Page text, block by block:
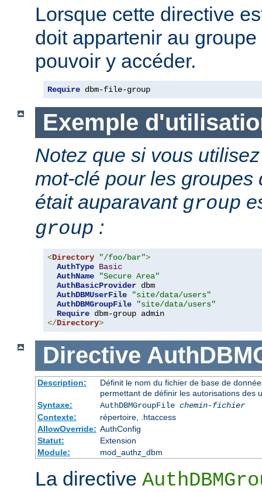
Lorsque cette directive
doit appartenir au
pouvoir y accéder.
Require dbm-file-group
Exemple
Notez que si vous
mot-clé pour les groupes
était auparavant group
group :
<Directory "/foo/bar">
AuthType Basic
AuthName
"Secure Area"
AuthBasicProvider dbm
AuthDBMUserFile
"site/data/users"
AuthDBMGroupFile
"site/data/users"
Require
</Directory>
Directive
Description:
Définit le nom du fichier de base de
permettant de définir les autorisations des
Syntaxe:
AuthDBMGroupFile chemin-fichier
Contexte:
répertoire, .htaccess
AllowOverride: AuthConfig
Statut:
Extension
Module:
mod_authz_dbm
La directive